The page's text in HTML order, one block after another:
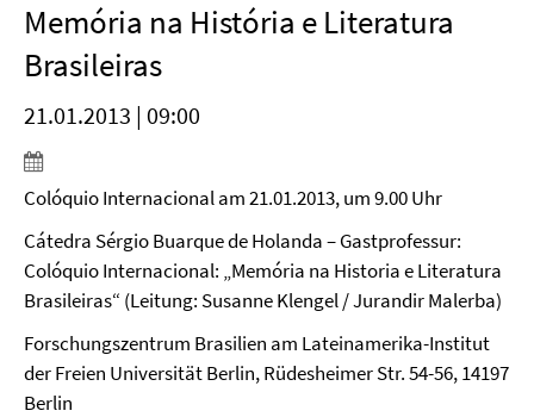
Memória na História e Literatura
Brasileiras
21.01.2013 | 09:00
Colóquio Internacional am 21.01.2013, um 9.00 Uhr
Cátedra Sérgio Buarque de Holanda – Gastprofessur:
Colóquio Internacional: „Memória na Historia e Literatura
Brasileiras“ (Leitung: Susanne Klengel / Jurandir Malerba)
Forschungszentrum Brasilien am Lateinamerika-Institut
der Freien Universität Berlin, Rüdesheimer Str. 54-56, 14197
Berlin